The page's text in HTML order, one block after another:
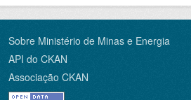
Sobre Ministério de Minas e Energia
API do CKAN
Associação CKAN